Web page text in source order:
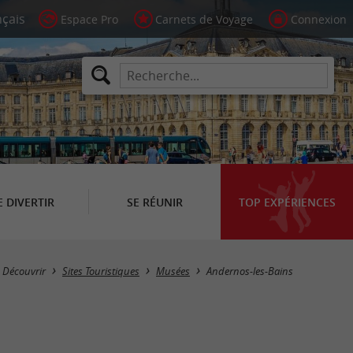
Espace Pro Carnets de Voyage Connexion
DIVERTIR SE RÉUNIR TOP EXPÉRIENCES
Masquer la carte
Découvrir Sites Touristiques Musées Andernos-les-Bains